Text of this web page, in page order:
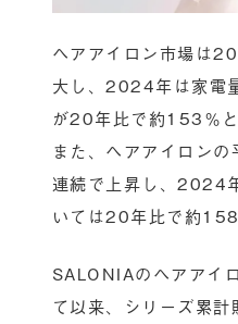
ヘアアイロン市場は
大し、2024年は家電
が20年比で約153％と
また、ヘアアイロン
連続で上昇し、2024
いては20年比で約158
SALONIAのヘアアイ
て以来、シリーズ累